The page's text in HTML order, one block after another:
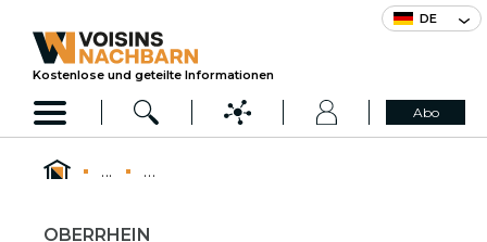
DE
Kostenlose und geteilte Informationen
Abo
... ...
OBERRHEIN